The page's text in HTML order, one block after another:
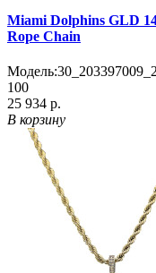
Miami Dolphins GLD
Rope Chain
Модель:
100
25 934 р.
В корзину